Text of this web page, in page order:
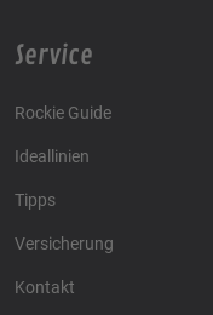
Service
Rockie Guide
Ideallinien
Tipps
Versicherung
Kontakt